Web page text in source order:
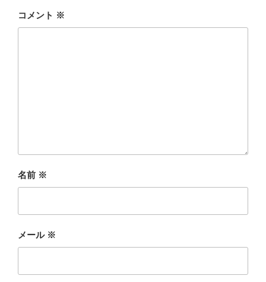
コメント ※
名前 ※
メール ※